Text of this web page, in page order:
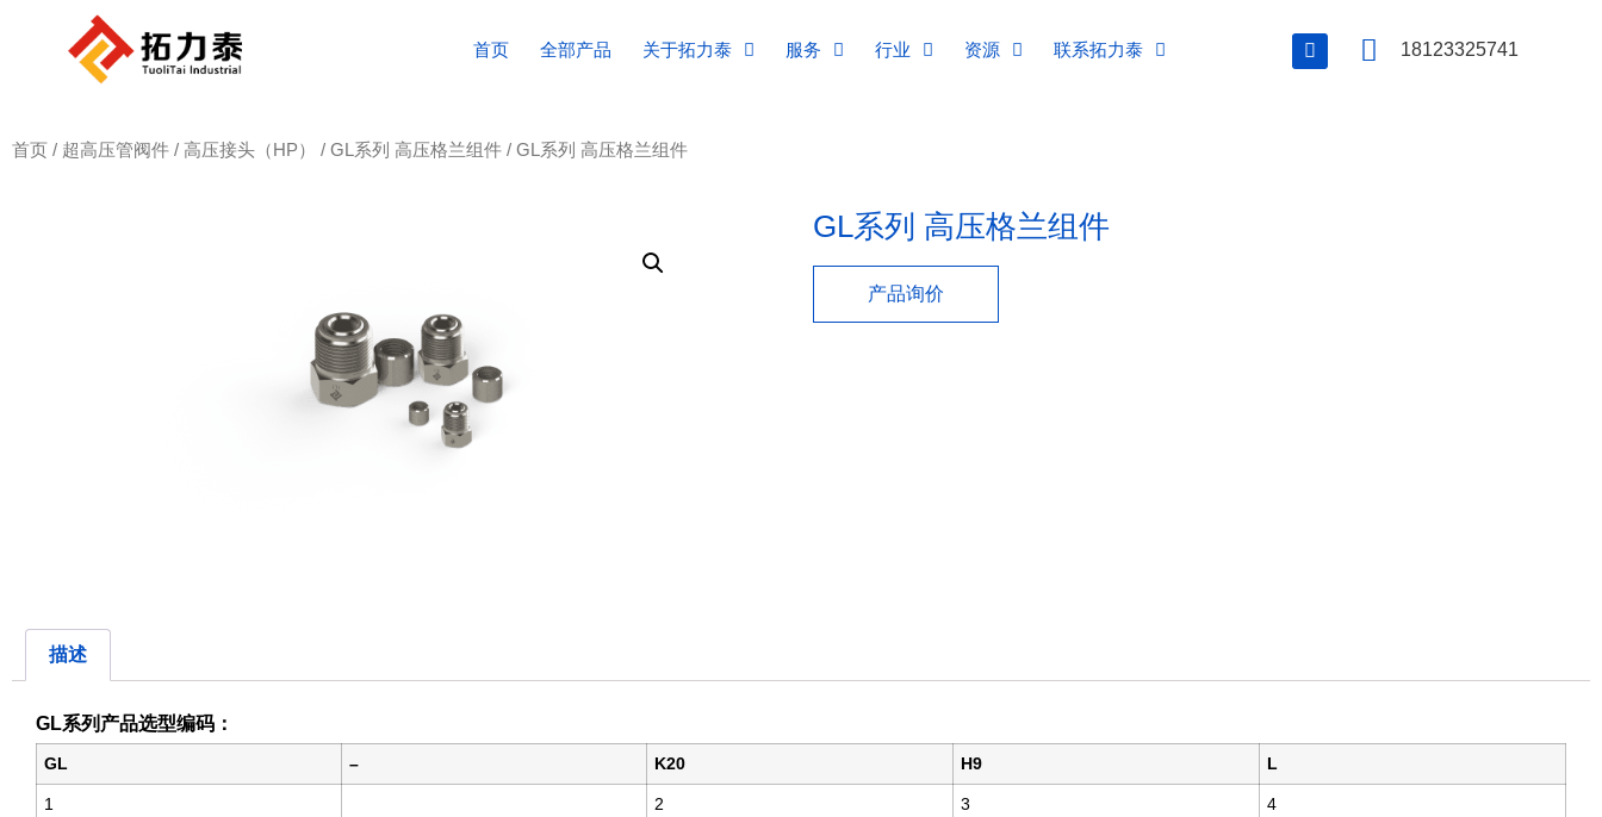
首页 全部产品 关于拓力泰 服务 行业 资源 联系拓力泰 18123325741
首页 / 超高压管阀件 / 高压接头（HP） / GL系列 高压格兰组件 / GL系列 高压格兰组件
GL系列 高压格兰组件
产品询价
描述
GL系列产品选型编码：
GL – K20 H9 L
1 2 3 4